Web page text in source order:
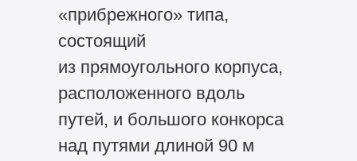
«прибрежного» типа,
состоящий
из прямоугольного корпуса,
расположенного вдоль
путей, и большого конкорса
над путями длиной 90 м